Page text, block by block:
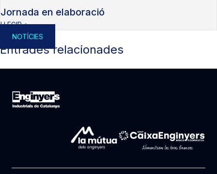
Jornada en elaboració
LLEGIR +
NOTÍCIES
Entrades relacionades